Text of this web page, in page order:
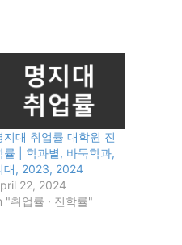
지대 취업률 대학원 진
률 | 학과별, 바둑학과,
대, 2023, 2024
22, 2024
"취업률 · 진학률"